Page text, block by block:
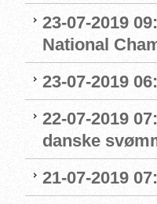
23-07-2019
National
23-07-2019
22-07-2019
danske
21-07-2019